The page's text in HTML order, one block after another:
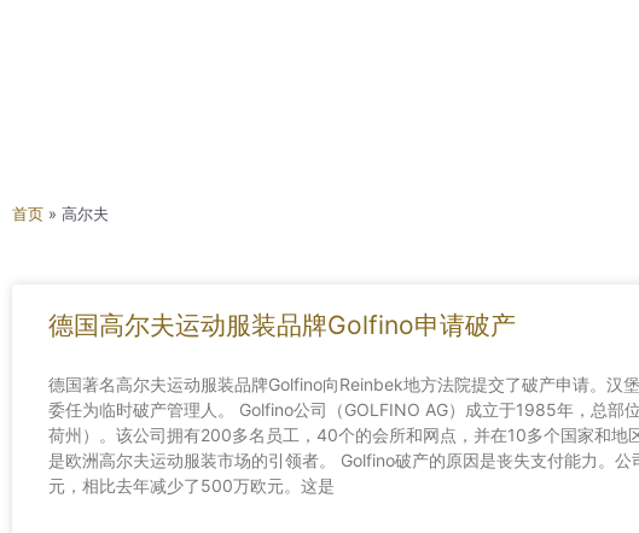
首页 » 高尔夫
德国高尔夫运动服装品牌Golfino申请破产
德国著名高尔夫运动服装品牌Golfino向Reinbek地方法院提交了破产申请。汉
委任为临时破产管理人。 Golfino公司（GOLFINO AG）成立于1985年，总部
荷州）。该公司拥有200多名员工，40个的会所和网点，并在10多个国家和地
是欧洲高尔夫运动服装市场的引领者。 Golfino破产的原因是丧失支付能力。
元，相比去年减少了500万欧元。这是